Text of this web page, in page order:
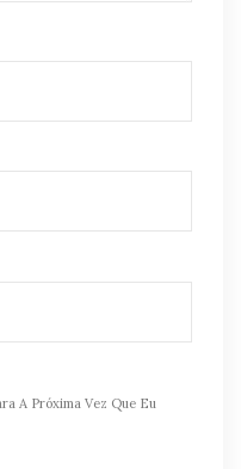
A Próxima Vez Que Eu